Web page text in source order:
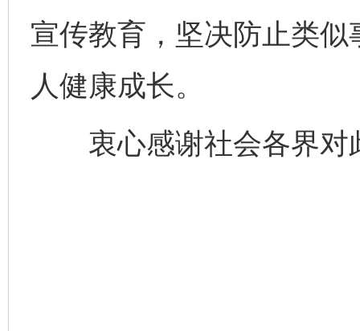
宣传教育，坚决防止类
人健康成长。
衷心感谢社会各界对